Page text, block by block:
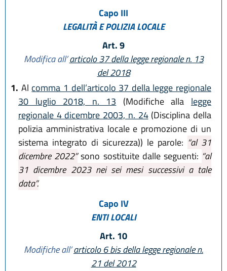
Capo III
LEGALITÀ E POLIZIA LOCALE
Art. 9
Modifica all’articolo 37 della legge regionale n. 13
del 2018
1. Al comma 1 dell’articolo 37 della legge regionale
30 luglio 2018, n. 13 (Modifiche alla legge
regionale 4 dicembre 2003, n. 24(Disciplina della
polizia amministrativa locale e promozione di un
sistema integrato di sicurezza)) le parole: “al 31
dicembre 2022”sono sostituite dalle seguenti: “al
31 dicembre 2023 nei sei mesi successivi a tale
data”.
Capo IV
ENTI LOCALI
Art. 10
Modifiche all’articolo 6 bis della legge regionale n.
21 del 2012